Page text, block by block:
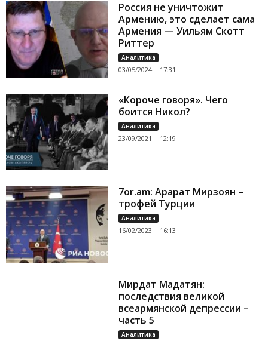
Россия не уничтожит
Армению, это сделает сама
Армения — Уильям Скотт
Риттер
Аналитика
03/05/2024 | 17:31
«Короче говоря». Чего
боится Никол?
Аналитика
23/09/2021 | 12:19
7or.am: Арарат Мирзоян –
трофей Турции
Аналитика
16/02/2023 | 16:13
Мирдат Мадатян:
последствия великой
всеармянской депрессии –
часть 5
Аналитика